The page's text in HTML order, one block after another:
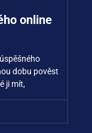
online
dobu pověst
ji mít,